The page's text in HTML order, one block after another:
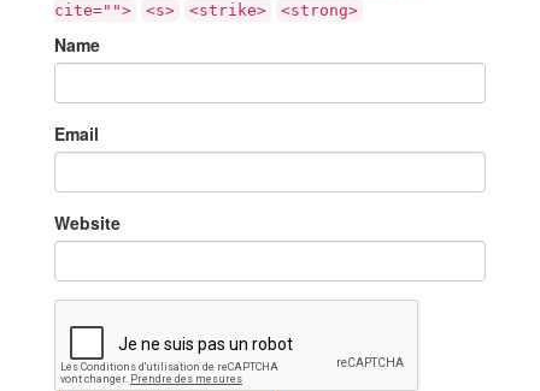
cite="">
<s> <strike> <strong>
Name
Email
Website